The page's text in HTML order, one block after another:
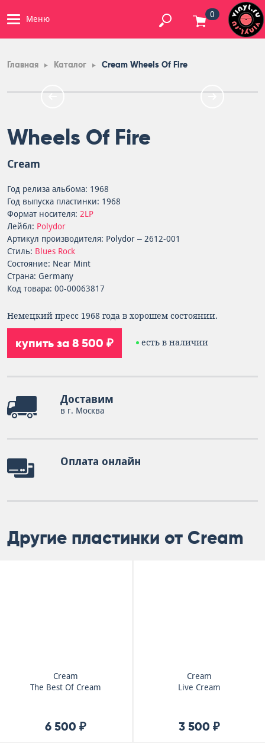
Меню 0
Главная Каталог Cream Wheels Of Fire
Wheels Of Fire
Cream
Год релиза альбома: 1968
Год выпуска пластинки: 1968
Формат носителя: 2LP
Лейбл: Polydor
Артикул производителя: Polydor – 2612-001
Стиль: Blues Rock
Состояние: Near Mint
Страна: Germany
Код товара: 00-00063817
Немецкий пресс 1968 года в хорошем состоянии.
купить за 8 500 ₽ есть в наличии
Доставим
в г. Москва
Оплата онлайн
Другие пластинки от Cream
Cream
The Best Of Cream
6 500 ₽
Cream
Live Cream
3 500 ₽